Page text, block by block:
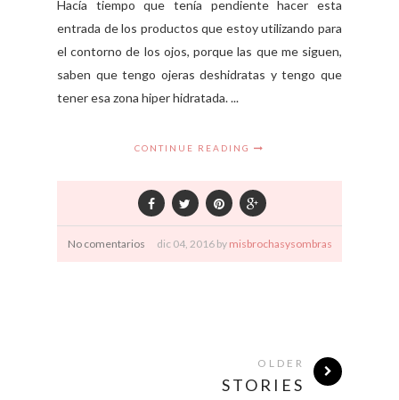
Hacía tiempo que tenía pendiente hacer esta
entrada de los productos que estoy utilizando para
el contorno de los ojos, porque las que me siguen,
saben que tengo ojeras deshidratas y tengo que
tener esa zona hiper hidratada. ...
CONTINUE READING
No comentarios dic 04, 2016 by misbrochasysombras
OLDER
STORIES